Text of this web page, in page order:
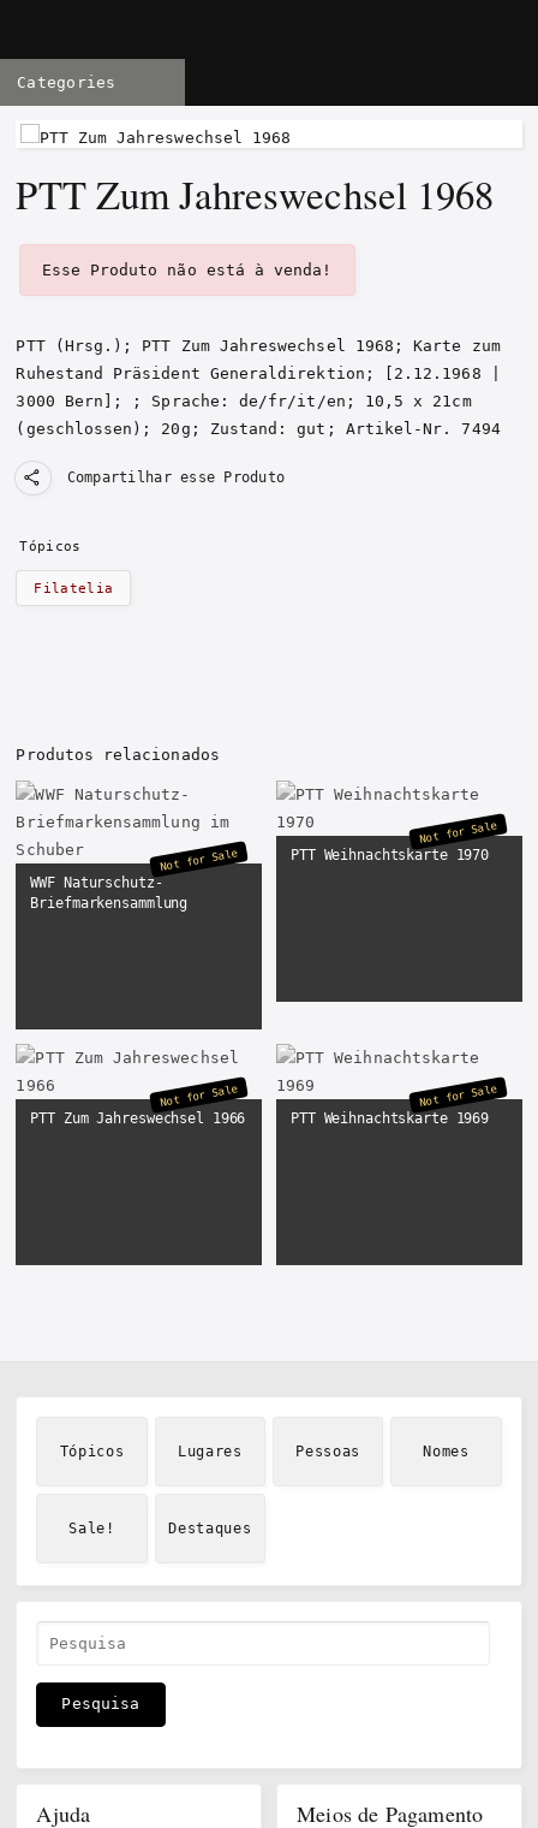
Categories
PTT Zum Jahreswechsel 1968
Esse Produto não está à venda!
PTT (Hrsg.); PTT Zum Jahreswechsel 1968 ; Karte zum
Ruhestand Präsident Generaldirektion;
2.12.1968
3000 Bern
;
; Sprache: de/fr/it/en; 10,5 x 21cm
(geschlossen); 20g; Zustand: gut ; Artikel-Nr. 7494
Compartilhar esse Produto
Tópicos
Filatelia
Produtos relacionados
WWF Naturschutz-
Briefmarkensammlung
Not for Sale PTT Weihnachtskarte 1970
Not for Sale
PTT Zum Jahreswechsel 1966
Not for Sale
PTT Weihnachtskarte 1969
Not for Sale
Tópicos Lugares Pessoas Nomes
Sale! Destaques
Ajuda Meios de Pagamento